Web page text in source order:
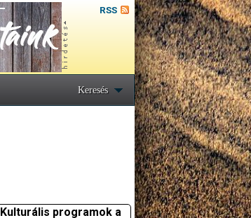
RSS
Keresés
Kulturális programok a